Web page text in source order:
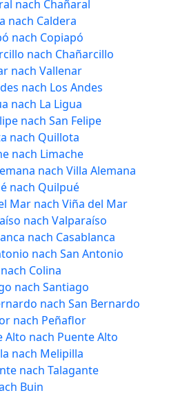
nach Chañaral
nach Caldera
nach Copiapó
nach Chañarcillo
nach Vallenar
nach Los Andes
nach La Ligua
nach San Felipe
nach Quillota
nach Limache
nach Villa Alemana
nach Quilpué
Mar nach Viña del Mar
nach Valparaíso
nach Casablanca
nach San Antonio
Colina
nach Santiago
nach San Bernardo
nach Peñaflor
Alto nach Puente Alto
nach Melipilla
nach Talagante
Buin